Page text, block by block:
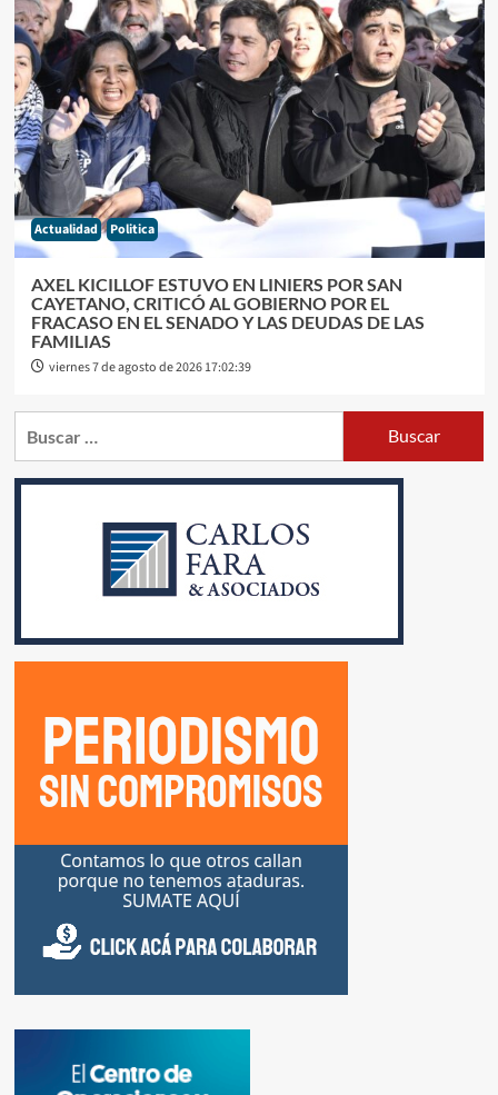
Actualidad Politica
AXEL KICILLOF ESTUVO EN LINIERS POR SAN
CAYETANO, CRITICÓ AL GOBIERNO POR EL
FRACASO EN EL SENADO Y LAS DEUDAS DE LAS
FAMILIAS
viernes 7 de agosto de 2026 17:02:39